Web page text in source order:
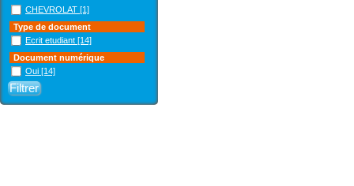
CHEVROLAT [1]
Type de document
Ecrit etudiant [14]
Document numérique
Oui [14]